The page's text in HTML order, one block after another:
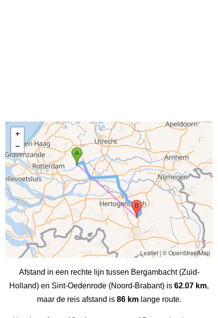
Leaflet|© OpenStreetMap
Afstand in een rechte lijn tussen Bergambacht (Zuid-
Holland) en Sint-Oedenrode (Noord-Brabant) is 62.07 km,
maar de reis afstand is 86 kmlange route.